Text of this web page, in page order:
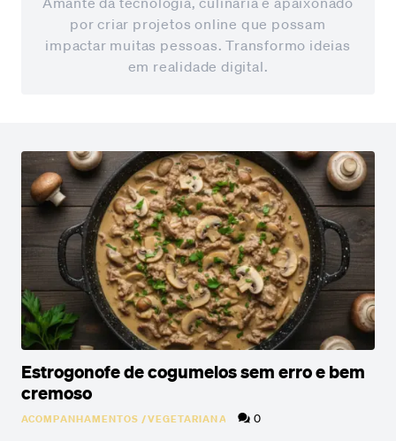
por criar projetos online que possam
impactar muitas pessoas. Transformo ideias
em realidade digital.
Estrogonofe de cogumelos sem erro e bem
cremoso
ACOMPANHAMENTOS /VEGETARIANA 0